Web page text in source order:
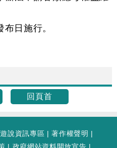
日施行。
回頁首
遊說資訊專區 |著作權聲明 |